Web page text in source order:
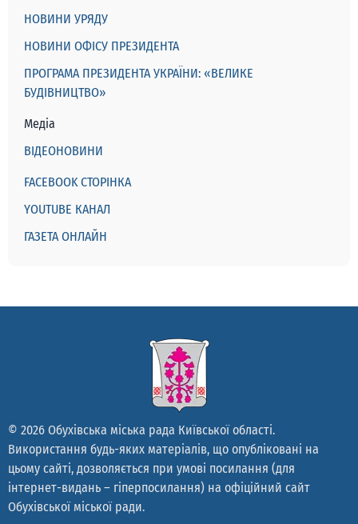
НОВИНИ УРЯДУ
НОВИНИ ОФІСУ ПРЕЗИДЕНТА
ПРОГРАМА ПРЕЗИДЕНТА УКРАЇНИ: «ВЕЛИКЕ
БУДІВНИЦТВО»
Медіа
ВІДЕОНОВИНИ
FACEBOOK СТОРІНКА
YOUTUBE КАНАЛ
ГАЗЕТА ОНЛАЙН
© 2026 Обухівська міська рада Київської області.
Використання будь-яких матеріалів, що опубліковані на
цьому сайті, дозволяється при умові посилання (для
інтернет-видань – гіперпосилання) на офіційний сайт
Обухівської міської ради.